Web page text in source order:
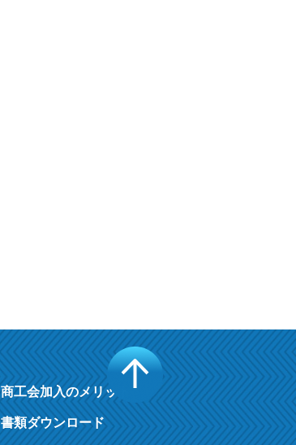
商工会加入のメリット
書類ダウンロード